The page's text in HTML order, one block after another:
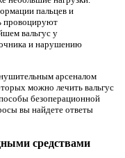
пальцев и
провоцируют
вальгус у
и нарушению
арсеналом
можно лечить вальгус
безоперационной
вы найдете ответы
средствами